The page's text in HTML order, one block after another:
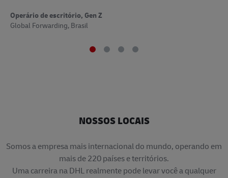
Operário de escritório, Gen Z
Global Forwarding, Brasil
NOSSOS LOCAIS
Somos a empresa mais internacional do mundo, operando em
mais de 220 países e territórios.
Uma carreira na DHL realmente pode levar você a qualquer